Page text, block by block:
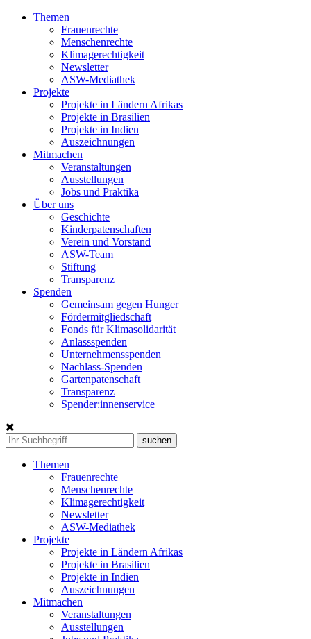
Themen
Frauenrechte
Menschenrechte
Klimagerechtigkeit
Newsletter
ASW-Mediathek
Projekte
Projekte in Ländern Afrikas
Projekte in Brasilien
Projekte in Indien
Auszeichnungen
Mitmachen
Veranstaltungen
Ausstellungen
Jobs und Praktika
Über uns
Geschichte
Kinderpatenschaften
Verein und Vorstand
ASW-Team
Stiftung
Transparenz
Spenden
Gemeinsam gegen Hunger
Fördermitgliedschaft
Fonds für Klimasolidarität
Anlassspenden
Unternehmensspenden
Nachlass-Spenden
Gartenpatenschaft
Transparenz
Spender:innenservice
Themen
Frauenrechte
Menschenrechte
Klimagerechtigkeit
Newsletter
ASW-Mediathek
Projekte
Projekte in Ländern Afrikas
Projekte in Brasilien
Projekte in Indien
Auszeichnungen
Mitmachen
Veranstaltungen
Ausstellungen